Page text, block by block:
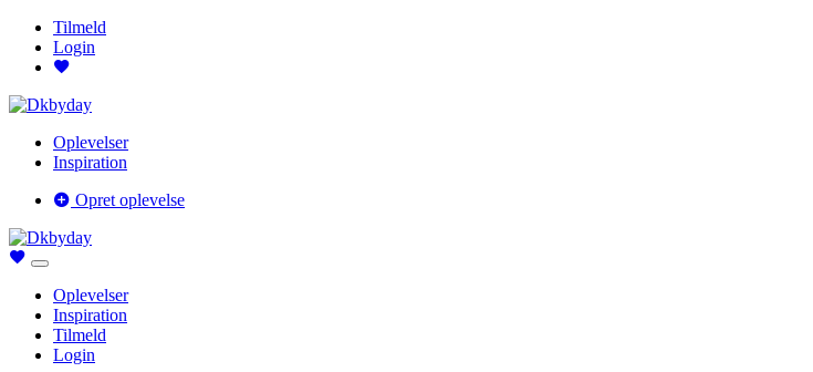
Tilmeld
Login
Oplevelser
Inspiration
Opret oplevelse
Oplevelser
Inspiration
Tilmeld
Login